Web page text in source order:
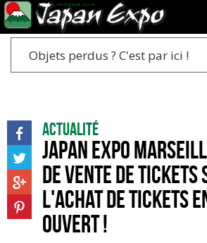
Objets perdus ? C'est par ici !
Actualité
Japan Expo
de vente de tickets
L'achat de tickets
ouvert !